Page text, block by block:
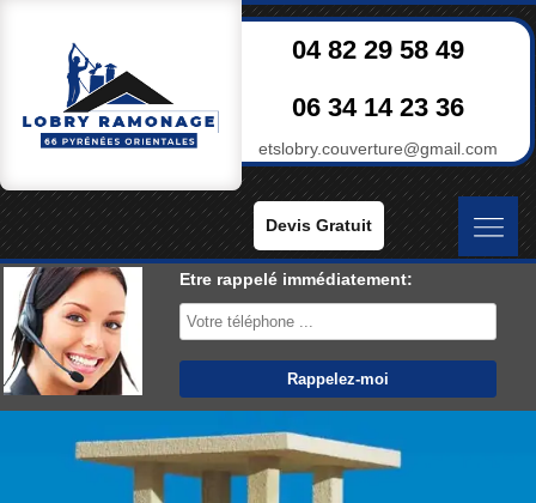
04 82 29 58 49
06 34 14 23 36
etslobry.couverture@gmail.com
Devis Gratuit
Etre rappelé immédiatement: